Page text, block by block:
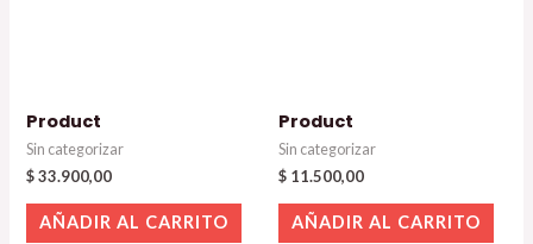
Product
Sin categorizar
$33.900,00
AÑADIR AL CARRITO
Product
Sin categorizar
$ 11.500,00
AÑADIR AL CARRITO